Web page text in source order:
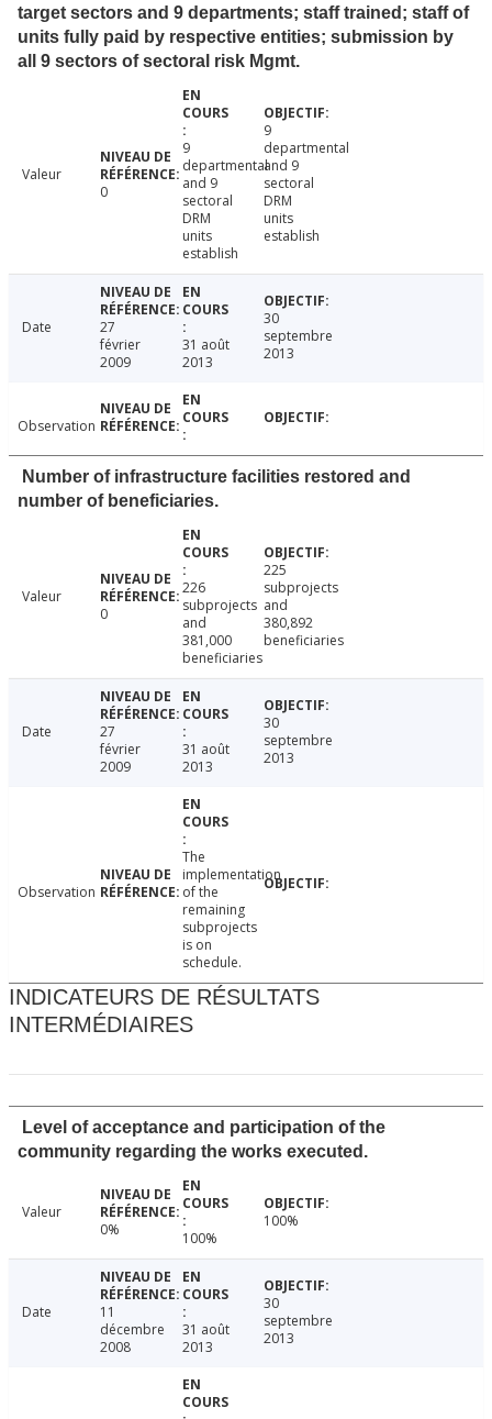
target sectors and 9 departments; staff trained; staff of
units fully paid by respective entities; submission by
all 9 sectors of sectoral risk Mgmt.
Valeur
0
9
departmental
and 9
sectoral
DRM
units
establish
9
departmental
and 9
sectoral
DRM
units
establish
Date
27
février
2009
31 août
2013
30
septembre
2013
Observation
Number of infrastructure facilities restored and
number of beneficiaries.
Valeur
0
226
subprojects
and
381,000
beneficiaries
225
subprojects
and
380,892
beneficiaries
Date
27
février
2009
31 août
2013
30
septembre
2013
Observation
The
implementation
of the
remaining
subprojects
is on
schedule.
INDICATEURS DE RÉSULTATS
INTERMÉDIAIRES
Level of acceptance and participation of the
community regarding the works executed.
Valeur
0%
100%
100%
Date
11
décembre
2008
31 août
2013
30
septembre
2013